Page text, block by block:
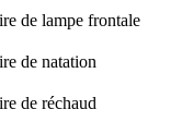
de lampe frontale
de natation
de réchaud